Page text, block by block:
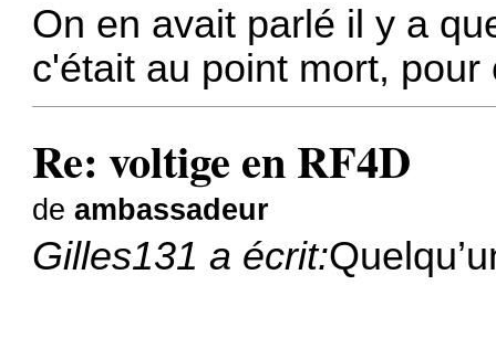
On en avait parlé il y a
c'était au point mort,
Re: voltige en RF4D
deambassadeur
Gilles131 a écrit: